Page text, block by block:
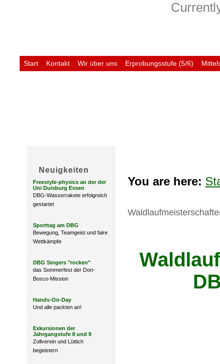
Start Kontakt Wir über uns Erprobungsstufe (5/6)
Neuigkeiten
Freestyle-physics an der der
Uni Duisburg Essen
DBG-Wasserrakete erfolgreich
gestartet
Sporttag am DBG
Bewegung, Teamgeist und faire
Wettkämpfe
DBG Singers "rocken"
das Sommerfest der Don-
Bosco-Mission
Hands-On-Day
Und alle packten an!
Exkursionen der
Jahrgangstufe 8 und 9
Zollverein und Lüttich
begeistern
You are here: